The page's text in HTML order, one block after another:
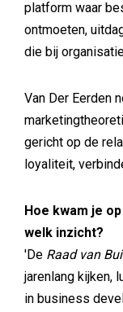
platform waar
ontmoeten,
die bij
Van Der Eerden
gericht op de
loyaliteit,
Hoe kwam je
welk inzicht?
'De Raad van
jarenlang kijken,
in business